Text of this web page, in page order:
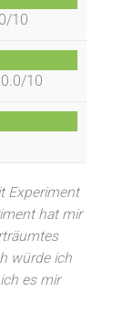
10
10
Experiment
hat mir
würde ich
es mir